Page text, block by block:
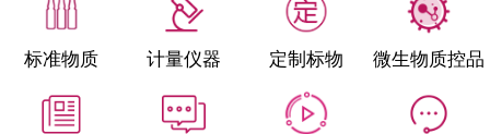
标准物质 计量仪器 定制标物 微生物质控品
微生物检测/质控品
定制标物